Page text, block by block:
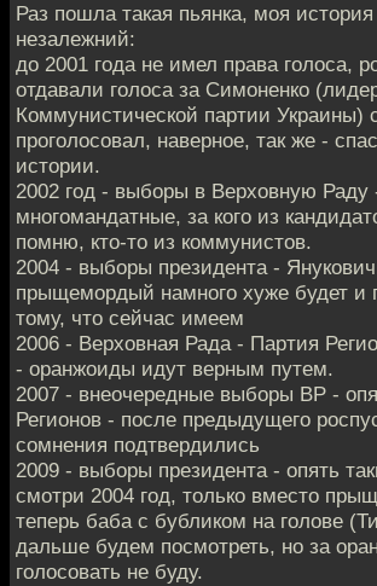
Раз пошла такая пьянка, моя
незалежний:
до 2001 года не имел права голоса,
отдавали голоса за Симоненко
Коммунистической партии Украины)
проголосовал, наверное, так же -
истории.
2002 год - выборы в Верховную Раду
многомандатные, за кого из
помню, кто-то из коммунистов.
2004 - выборы президента -
прыщемордый намного хуже будет и
тому, что сейчас имеем
2006 - Верховная Рада - Партия
- оранжоиды идут верным путем.
2007 - внеочередные выборы ВР -
Регионов - после предыдущего
сомнения подтвердились
2009 - выборы президента - опять
смотри 2004 год, только вместо
теперь баба с бубликом на голове
дальше будем посмотреть, но за
голосовать не буду.